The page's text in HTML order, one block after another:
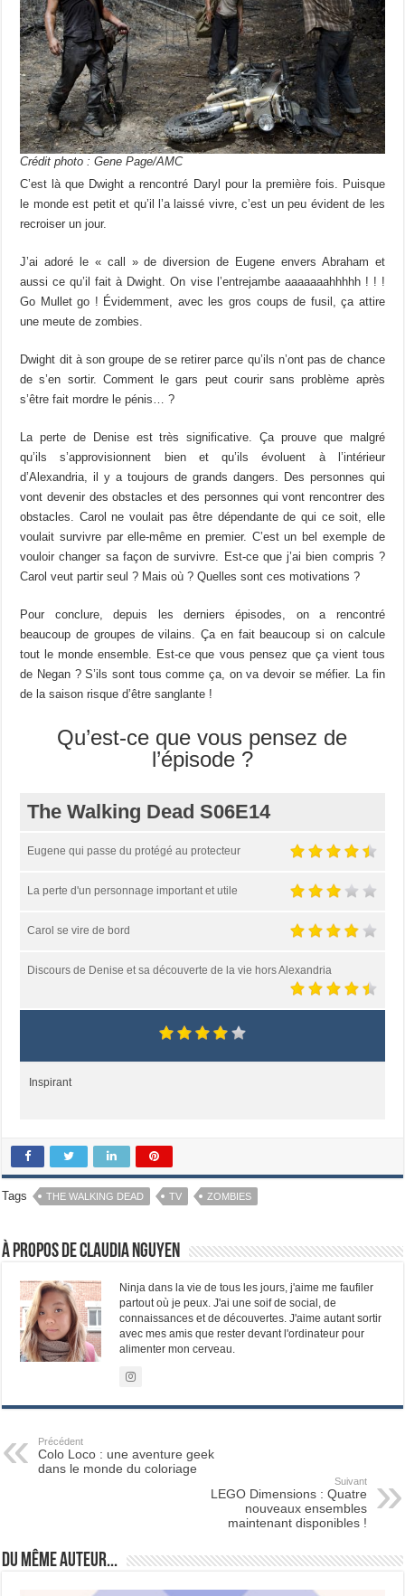
Crédit photo : Gene Page/AMC
C’est là que Dwight a rencontré Daryl pour la première fois. Puisque
le monde est petit et qu’il l’a laissé vivre, c’est un peu évident de les
recroiser un jour.
J’ai adoré le « call » de diversion de Eugene envers Abraham et
aussi ce qu’il fait à Dwight. On vise l’entrejambe aaaaaaahhhhh ! ! !
Go Mullet go ! Évidemment, avec les gros coups de fusil, ça attire
une meute de zombies.
Dwight dit à son groupe de se retirer parce qu’ils n’ont pas de chance
de s’en sortir. Comment le gars peut courir sans problème après
s’être fait mordre le pénis… ?
La perte de Denise est très significative. Ça prouve que malgré
qu’ils s’approvisionnent bien et qu’ils évoluent à l’intérieur
d’Alexandria, il y a toujours de grands dangers. Des personnes qui
vont devenir des obstacles et des personnes qui vont rencontrer des
obstacles. Carol ne voulait pas être dépendante de qui ce soit, elle
voulait survivre par elle-même en premier. C’est un bel exemple de
vouloir changer sa façon de survivre. Est-ce que j’ai bien compris ?
Carol veut partir seul ? Mais où ? Quelles sont ces motivations ?
Pour conclure, depuis les derniers épisodes, on a rencontré
beaucoup de groupes de vilains. Ça en fait beaucoup si on calcule
tout le monde ensemble. Est-ce que vous pensez que ça vient tous
de Negan ? S’ils sont tous comme ça, on va devoir se méfier. La fin
de la saison risque d’être sanglante !
Qu’est-ce que vous pensez de
l’épisode ?
The Walking Dead S06E14
Eugene qui passe du protégé au protecteur
La perte d'un personnage important et utile
Carol se vire de bord
Discours de Denise et sa découverte de la vie hors Alexandria
Inspirant
Tags THE WALKING DEAD TV ZOMBIES
À propos de Claudia Nguyen
Ninja dans la vie de tous les jours, j'aime me faufiler
partout où je peux. J'ai une soif de social, de
connaissances et de découvertes. J'aime autant sortir
avec mes amis que rester devant l'ordinateur pour
alimenter mon cerveau.
Précédent
Colo Loco : une aventure geek
dans le monde du coloriage
Suivant
LEGO Dimensions : Quatre
nouveaux ensembles
maintenant disponibles !
Du même auteur...